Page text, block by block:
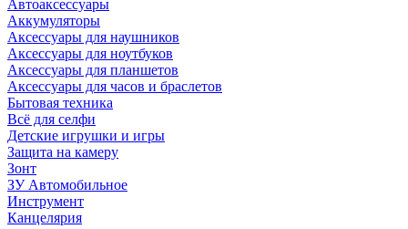
Автоаксессуары
Аккумуляторы
Аксессуары для наушников
Аксессуары для ноутбуков
Аксессуары для планшетов
Аксессуары для часов и браслетов
Бытовая техника
Всё для селфи
Детские игрушки и игры
Защита на камеру
Зонт
ЗУ Автомобильное
Инструмент
Канцелярия